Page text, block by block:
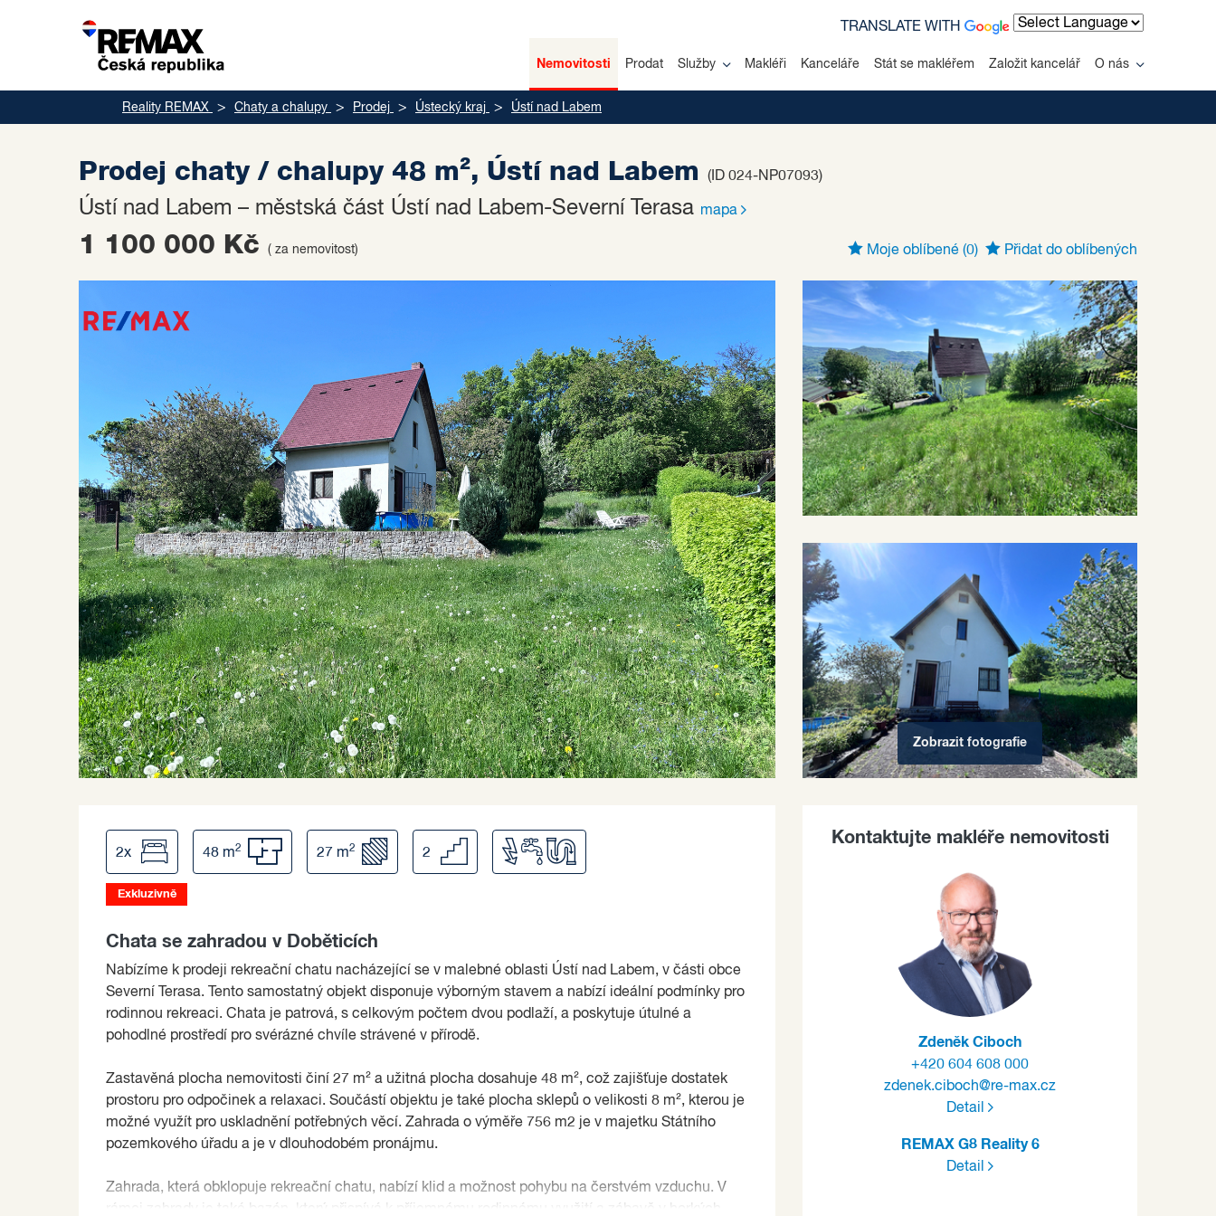
Nemovitosti Prodat Služby Makléři Kanceláře Stát se makléřem Založit kancelář O nás
TRANSLATE WITH
Reality REMAX Chaty a chalupy Prodej Ústecký kraj Ústí nad Labem
Prodej chaty / chalupy 48 m², Ústí nad Labem (ID 024-NP07093)
Ústí nad Labem – městská část Ústí nad Labem-Severní Terasa mapa
1 100 000 Kč ( za nemovitost) Moje oblíbené (0) Přidat do oblíbených
Zobrazit fotografie
2x 48 m2 27 m2 2
Exkluzivně
Chata se zahradou v Doběticích
Nabízíme k prodeji rekreační chatu nacházející se v malebné oblasti Ústí nad Labem, v části obce
Severní Terasa. Tento samostatný objekt disponuje výborným stavem a nabízí ideální podmínky pro
rodinnou rekreaci. Chata je patrová, s celkovým počtem dvou podlaží, a poskytuje útulné a
pohodlné prostředí pro svérázné chvíle strávené v přírodě.
Zastavěná plocha nemovitosti činí 27 m² a užitná plocha dosahuje 48 m², což zajišťuje dostatek
prostoru pro odpočinek a relaxaci. Součástí objektu je také plocha sklepů o velikosti 8 m², kterou je
možné využít pro uskladnění potřebných věcí. Zahrada o výměře 756 m2 je v majetku Státního
pozemkového úřadu a je v dlouhodobém pronájmu.
Zahrada, která obklopuje rekreační chatu, nabízí klid a možnost pohybu na čerstvém vzduchu. V
Kontaktujte makléře nemovitosti
Zdeněk Ciboch
+420 604 608 000
zdenek.ciboch@re-max.cz
Detail
REMAX G8 Reality 6
Detail